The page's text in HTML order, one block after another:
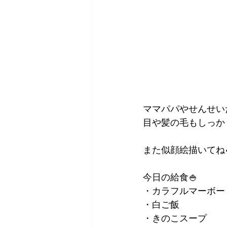
ママパパやせんせ
目や髪の毛もしっ
また似顔絵描いて
今日の給食🍚
・カラフルマーボー
・白ご飯
・きのこスープ